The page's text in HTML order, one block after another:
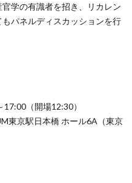
学の有識者を招き、リカレン
パネルディスカッションを行
（開場12:30）
東京駅日本橋 ホール6A（東京